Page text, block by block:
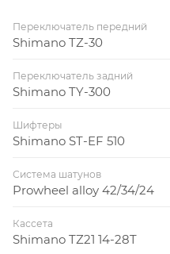
Переключатель передний
Shimano TZ-30
Переключатель задний
Shimano TY-300
Шифтеры
Shimano ST-EF 510
Система шатунов
Prowheel alloy 42/34/24
Кассета
Shimano TZ21 14-28T